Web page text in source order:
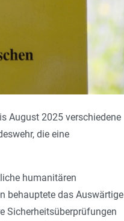
August 2025 verschiedene
die eine
humanitären
behauptete das Auswärtige
Sicherheitsüberprüfungen